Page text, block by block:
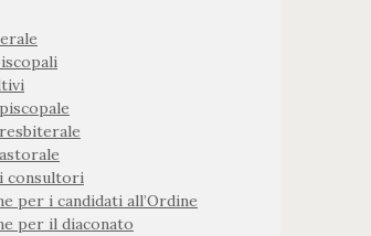
consultori
per i candidati all’Ordine
per il diaconato